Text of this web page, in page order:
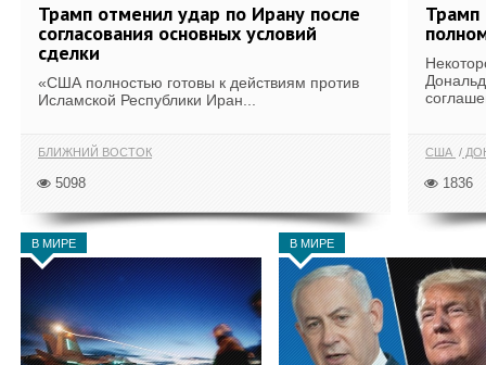
Трамп отменил удар по Ирану после
согласования основных условий
сделки
«США полностью готовы к действиям против
Исламской Республики Иран...
БЛИЖНИЙ ВОСТОК
5098
Трамп
США
1836
В МИРЕ В МИРЕ